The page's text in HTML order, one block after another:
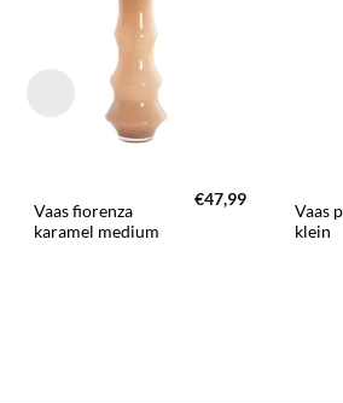
TOEVOEGEN
AAN JOUW
FAVORIETEN
Vaas fiorenza
karamel medium
€47,99
Vaas
klein